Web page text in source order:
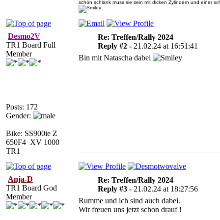
schön schlank muss sie sein mit dicken Zylindern und einer
Desmo2V
TR1 Board Full
Member
Posts: 172
Gender:
Bike: SS900ie Z
650F4 XV 1000
TR1
Re: Treffen/Rally 2024
Reply #2 - 21.02.24 at 16:51:41
Bin mit Natascha dabei
Anja-D
TR1 Board God
Member
Re: Treffen/Rally 2024
Reply #3 - 21.02.24 at 18:27:56
Rumme und ich sind auch dabei.
Wir freuen uns jetzt schon drauf !